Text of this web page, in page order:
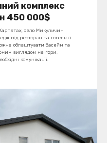
комплекс
450 000$
село Микуличин
під ресторан та готельні
облаштувати басейн та
виглядом на гори,
комунікації.